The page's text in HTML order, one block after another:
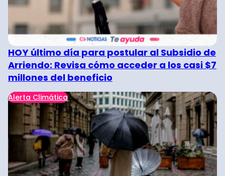
HOY último día para postular al Subsidio de
Arriendo: Revisa cómo acceder a los casi $7
millones del beneficio
Alerta Climática